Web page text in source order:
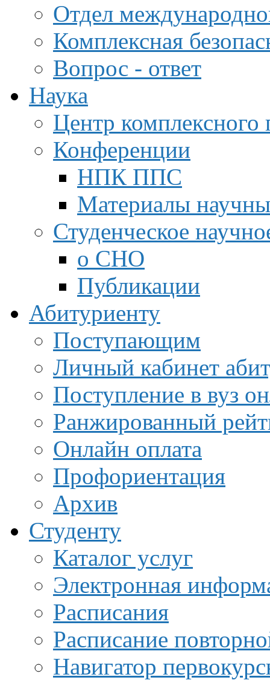
Отдел
Комплексная
Вопрос - ответ
Наука
Центр
Конференции
НПК ППС
Материалы
Студенческое
о СНО
Публикации
Абитуриенту
Поступающим
Личный кабинет
Поступление в вуз
Ранжированный
Онлайн оплата
Профориентация
Архив
Студенту
Каталог услуг
Электронная
Расписания
Расписание
Навигатор